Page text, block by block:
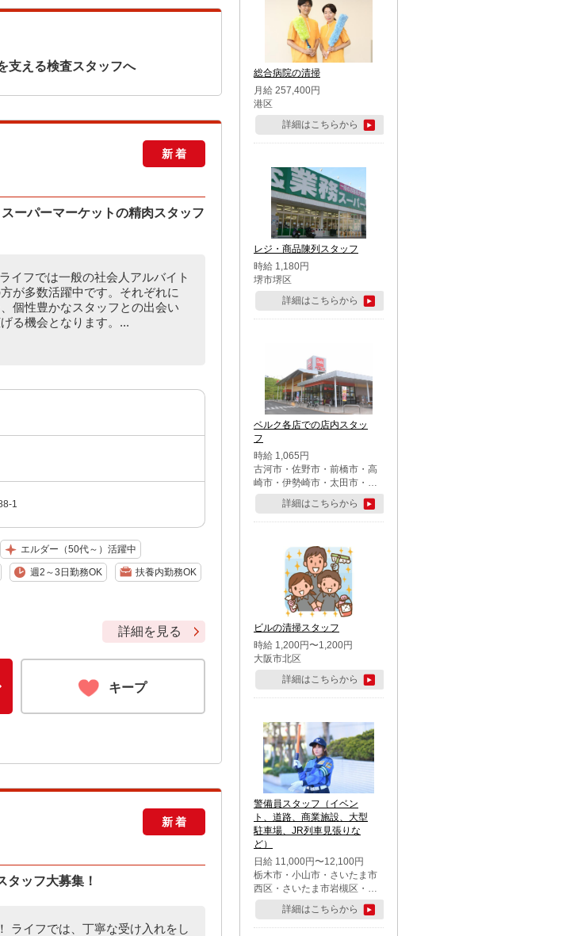
支える検査スタッフへ
新着
ーパーマーケットの精肉スタッフ
イフでは一般の社会人アルバイト
が多数活躍中です。それぞれに
個性豊かなスタッフとの出会い
る機会となります。...
1
エルダー（50代～）活躍中
週2～3日勤務OK 扶養内勤務OK
詳細を見る
キープ
新着
タッフ大募集！
ライフでは、丁寧な受け入れをし
総合病院の清掃
月給 257,400円
港区
詳細はこちらから
レジ・商品陳列スタッフ
時給 1,180円
堺市堺区
詳細はこちらから
ベルク各店での店内スタッ
フ
時給 1,065円
古河市・佐野市・前橋市・高
崎市・伊勢崎市・太田市・館
林市・藤岡市・大泉町・さい
たま市北区・川越市・熊谷
市・行田市・秩父市・所沢
市・鶴ケ島市・千葉市中央
区・市川市・松戸市・習志野
市・柏市・流山市・八千代
市・足立区・江戸川区・八王
子市・町田市
詳細はこちらから
ビルの清掃スタッフ
時給 1,200円〜1,200円
大阪市北区
詳細はこちらから
警備員スタッフ（イベン
ト、道路、商業施設、大型
駐車場、JR列車見張りな
ど）
日給 11,000円〜12,100円
栃木市・小山市・さいたま市
西区・さいたま市岩槻区・久
喜市・蓮田市
詳細はこちらから